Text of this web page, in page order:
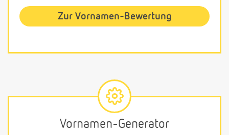
Zur Vornamen-Bewertung
Vornamen-Generator